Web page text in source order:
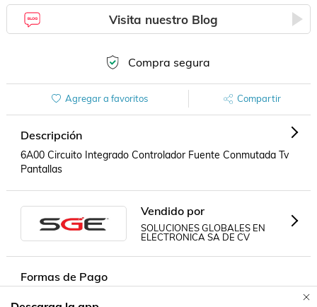
Visita nuestro Blog
Compra segura
Agregar a favoritos Compartir
Descripción
6A00 Circuito Integrado Controlador Fuente Conmutada Tv
Pantallas
Vendido por
SOLUCIONES GLOBALES EN
ELECTRONICA SA DE CV
Formas de Pago